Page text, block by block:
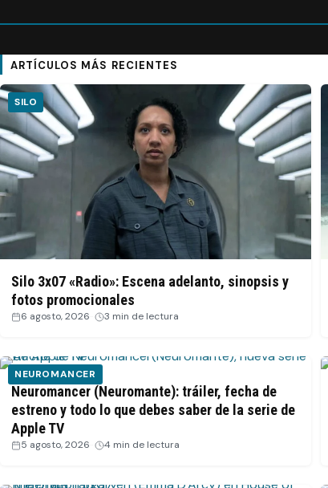
ARTÍCULOS MÁS RECIENTES
SILO
Silo 3x07 «Radio»: Escena adelanto, sinopsis y
fotos promocionales
6 agosto, 2026 3 min de lectura
NEUROMANCER
Neuromancer (Neuromante): tráiler, fecha de
estreno y todo lo que debes saber de la serie de
Apple TV
5 agosto, 2026 4 min de lectura